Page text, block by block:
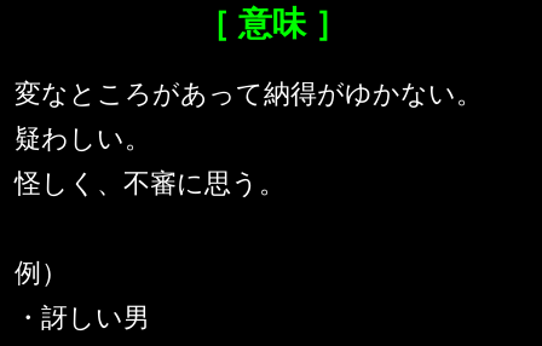
［ 意味 ］
変なところがあって納得がゆかない。
疑わしい。
怪しく、不審に思う。
例）
・訝しい男